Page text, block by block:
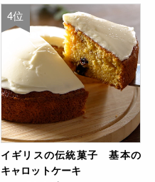
4位
イギリスの伝統菓子 基本の
キャロットケーキ